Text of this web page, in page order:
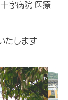
字病院 医療
たします